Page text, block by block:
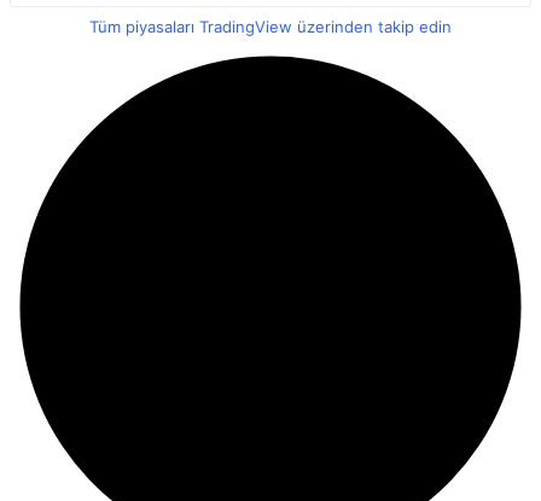
Tüm piyasaları TradingView üzerinden takip edin